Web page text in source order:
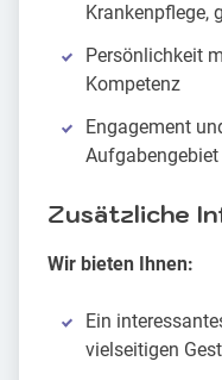
Krankenpflege,
Persönlichkeit
Kompetenz
Engagement
Aufgabengebiet
Zusätzliche
Wir bieten Ihnen:
Ein
vielseitigen